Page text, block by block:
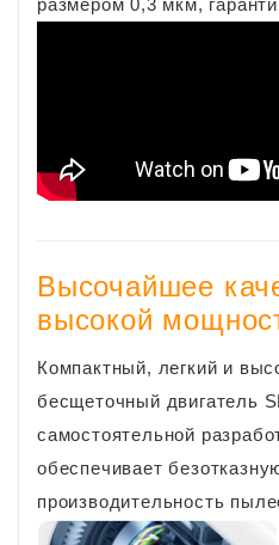
размером 0,3 мкм,
Высочайшее
высокой
Компактный, легкий и
бесщеточный двигатель
самостоятельной
обеспечивает
производительность